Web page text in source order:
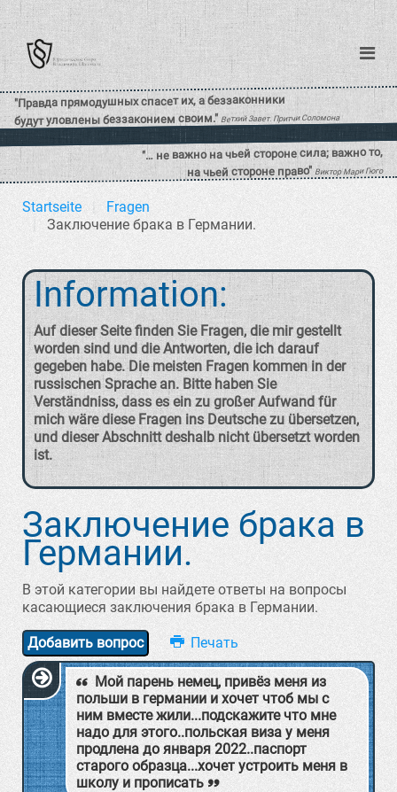
Startseite
Fragen
Заключение брака в Германии.
Information:
Auf dieser Seite finden Sie Fragen, die mir gestellt
worden sind und die Antworten, die ich darauf
gegeben habe. Die meisten Fragen kommen in der
russischen Sprache an. Bitte haben Sie
Verständniss, dass es ein zu großer Aufwand für
mich wäre diese Fragen ins Deutsche zu übersetzen,
und dieser Abschnitt deshalb nicht übersetzt worden
ist.
Заключение брака в
Германии.
В этой категории вы найдете ответы на вопросы
касающиеся заключения брака в Германии.
Добавить вопрос
Мой парень немец, привёз меня из
польши в германии и хочет чтоб мы с
ним вместе жили...подскажите что мне
надо для этого..польская виза у меня
продлена до января 2022..паспорт
старого образца...хочет устроить меня в
школу и прописать